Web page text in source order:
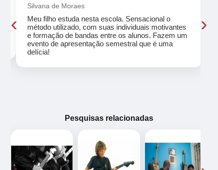
Silvana de Moraes
Meu filho estuda nesta escola. Sensacional o
método utilizado, com suas individuais motivantes
e formação de bandas entre os alunos. Fazem um
evento de apresentação semestral que é uma
delícia!
‹ ›
Pesquisas relacionadas